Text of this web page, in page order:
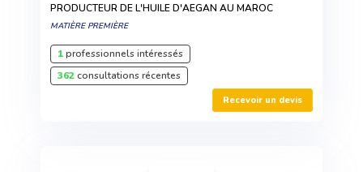
PRODUCTEUR DE L'HUILE D'AEGAN AU MAROC
MATIÈRE PREMIÈRE
1professionnels intéressés
362consultations récentes
Recevoir un devis